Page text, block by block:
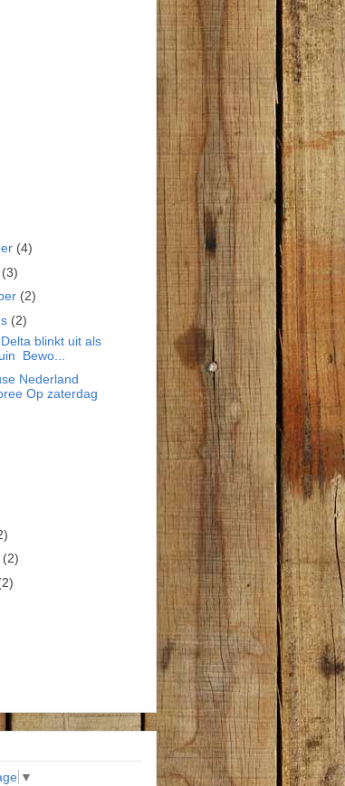
(4)
(3)
(2)
(2)
blinkt uit als
Bewo...
Nederland
Op zaterdag
(2)
▼